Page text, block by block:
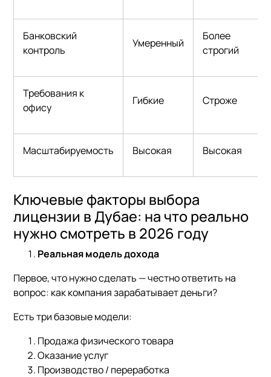
Банковский
контроль
Умеренный
Более
строгий
Требования к
офису
Гибкие Строже
Масштабируемость Высокая Высокая
Ключевые факторы выбора
лицензии в Дубае: на что реально
нужно смотреть в 2026 году
Реальная модель дохода
Первое, что нужно сделать — честно ответить на
вопрос: как компания зарабатывает деньги?
Есть три базовые модели:
Продажа физического товара
Оказание услуг
Производство / переработка